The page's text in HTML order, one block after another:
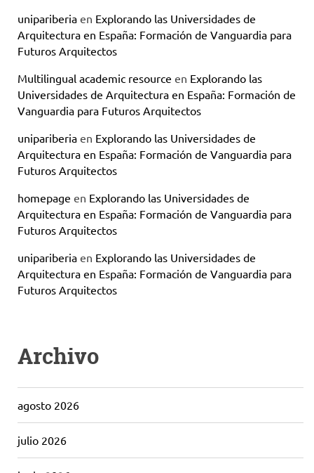
unipariberia en Explorando las Universidades de
Arquitectura en España: Formación de Vanguardia para
Futuros Arquitectos
Multilingual academic resource en Explorando las
Universidades de Arquitectura en España: Formación de
Vanguardia para Futuros Arquitectos
unipariberia en Explorando las Universidades de
Arquitectura en España: Formación de Vanguardia para
Futuros Arquitectos
homepage en Explorando las Universidades de
Arquitectura en España: Formación de Vanguardia para
Futuros Arquitectos
unipariberia en Explorando las Universidades de
Arquitectura en España: Formación de Vanguardia para
Futuros Arquitectos
Archivo
agosto 2026
julio 2026